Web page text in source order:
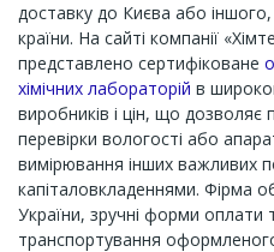
доставку до Києва або
країни. На сайті компанії
представлено сертифіковане
хімічних лабораторій в
виробників і цін, що дозволяє
перевірки вологості або
вимірювання інших важливих
капіталовкладеннями. Фірма
України, зручні форми оплати
транспортування